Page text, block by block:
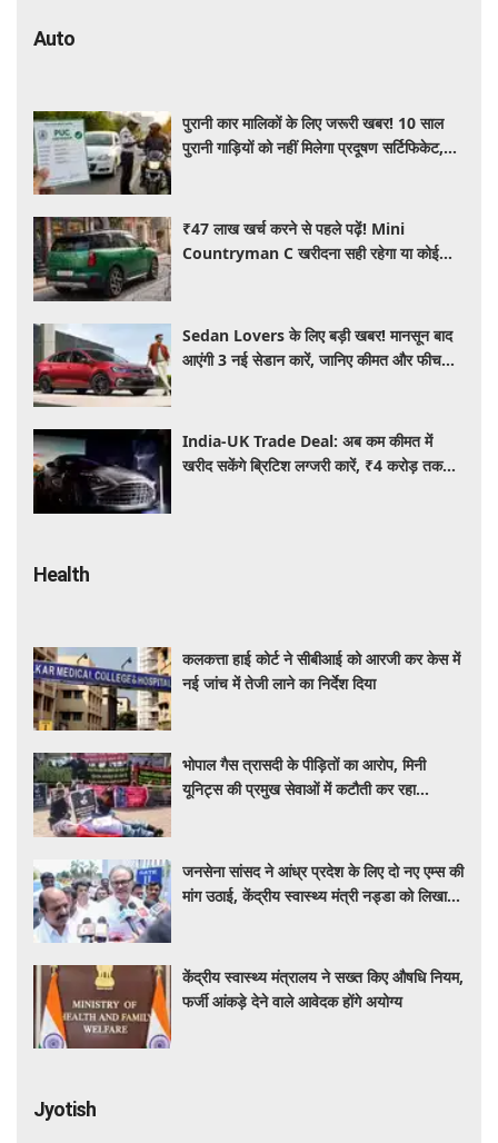
Auto
पुरानी कार मालिकों के लिए जरूरी खबर! 10 साल
पुरानी गाड़ियों को नहीं मिलेगा प्रदूषण सर्टिफिकेट,
₹47 लाख खर्च करने से पहले पढ़ें! Mini
Countryman C खरीदना सही रहेगा या कोई
Sedan Lovers के लिए बड़ी खबर! मानसून बाद
आएंगी 3 नई सेडान कारें, जानिए कीमत और फीचर्स
India-UK Trade Deal: अब कम कीमत में
खरीद सकेंगे ब्रिटिश लग्जरी कारें, ₹4 करोड़ तक
Health
कलकत्ता हाई कोर्ट ने सीबीआई को आरजी कर केस में
नई जांच में तेजी लाने का निर्देश दिया
भोपाल गैस त्रासदी के पीड़ितों का आरोप, मिनी
यूनिट्स की प्रमुख सेवाओं में कटौती कर रहा
जनसेना सांसद ने आंध्र प्रदेश के लिए दो नए एम्स की
मांग उठाई, केंद्रीय स्वास्थ्य मंत्री नड्डा को लिखा
केंद्रीय स्वास्थ्य मंत्रालय ने सख्त किए औषधि नियम,
फर्जी आंकड़े देने वाले आवेदक होंगे अयोग्य
Jyotish